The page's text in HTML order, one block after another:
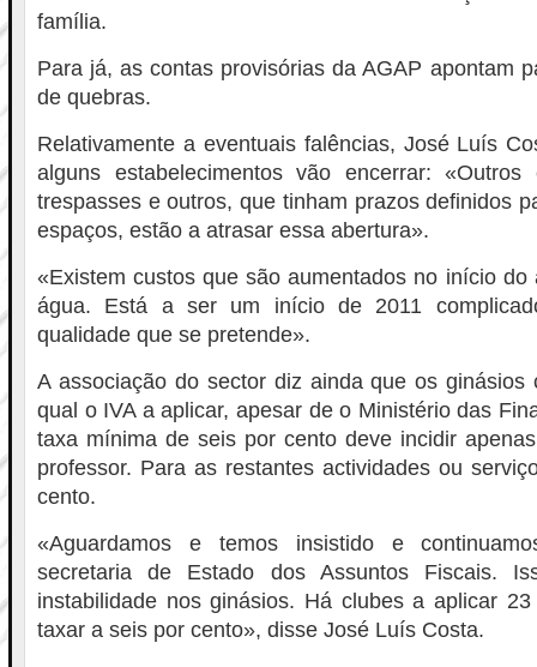
família.
Para já, as contas provisórias da AGAP apontam
de quebras.
Relativamente a eventuais falências, José Luís
alguns estabelecimentos vão encerrar:
trespasses e outros, que tinham prazos definidos
espaços, estão a atrasar essa abertura».
«Existem custos que são aumentados no início
água. Está a ser um início de 2011
qualidade que se pretende».
A associação do sector diz ainda que os ginásios
qual o IVA a aplicar, apesar de o Ministério das
taxa mínima de seis por cento deve incidir
professor. Para as restantes actividades ou
cento.
«Aguardamos e temos insistido e
secretaria de Estado dos Assuntos Fiscais.
instabilidade nos ginásios. Há clubes a aplicar
taxar a seis por cento», disse José Luís Costa.